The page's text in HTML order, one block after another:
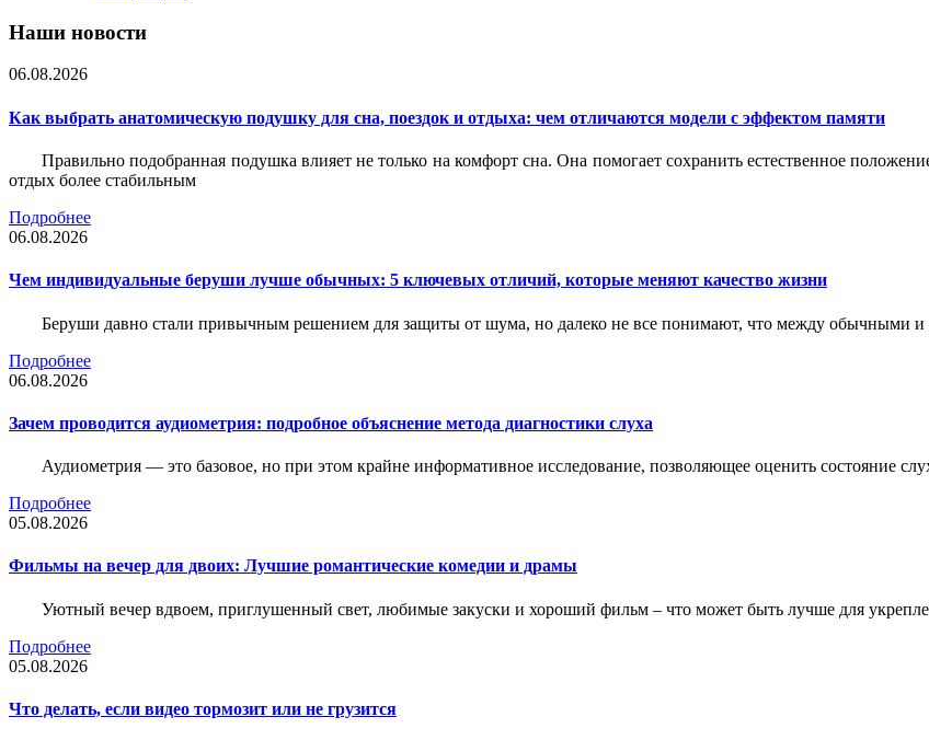
Наши новости
06.08.2026
Как выбрать анатомическую подушку для сна, поездок и отдыха: чем отличаются модели с эффектом памяти
Правильно подобранная подушка влияет не только на комфорт сна. Она помогает сохранить естественное
отдых более стабильным
Подробнее
06.08.2026
Чем индивидуальные беруши лучше обычных: 5 ключевых отличий, которые меняют качество жизни
Беруши давно стали привычным решением для защиты от шума, но далеко не все понимают, что между обычными
Подробнее
06.08.2026
Зачем проводится аудиометрия: подробное объяснение метода диагностики слуха
Аудиометрия — это базовое, но при этом крайне информативное исследование, позволяющее оценить состояние
Подробнее
05.08.2026
Фильмы на вечер для двоих: Лучшие романтические комедии и драмы
Уютный вечер вдвоем, приглушенный свет, любимые закуски и хороший фильм – что может быть лучше для
Подробнее
05.08.2026
Что делать, если видео тормозит или не грузится